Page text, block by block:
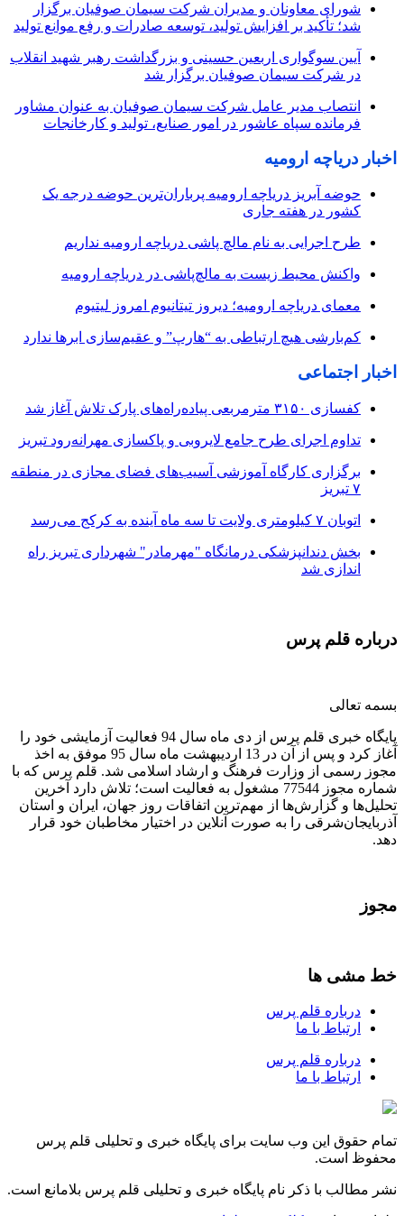
شورای معاونان و مدیران شرکت سیمان صوفیان برگزار
شد؛ تأکید بر افزایش تولید، توسعه صادرات و رفع موانع تولید
آیین سوگواری اربعین حسینی و بزرگداشت رهبر شهید انقلاب
در شرکت سیمان صوفیان برگزار شد
انتصاب مدیر عامل شرکت سیمان صوفیان به عنوان مشاور
فرمانده سپاه عاشور در امور صنایع، تولید و کارخانجات
اخبار دریاچه ارومیه
حوضه آبریز دریاچه ارومیه پرباران‌ترین حوضه‌ درجه یک
کشور در هفته جاری
طرح اجرایی به نام مالچ پاشی دریاچه ارومیه نداریم
واکنش محیط زیست به مالچ‌پاشی در دریاچه ارومیه
معمای دریاچه ارومیه؛ دیروز تیتانیوم امروز لیتیوم
کم‌بارشی هیچ ارتباطی به “هارپ” و عقیم‌سازی ابرها ندارد
اخبار اجتماعی
کفسازی ۳۱۵۰ مترمربعی پیاده‌راه‌های پارک تلاش آغاز شد
تداوم اجرای طرح جامع لایروبی و پاکسازی مهرانه‌رود تبریز
برگزاری کارگاه آموزشی آسیب‌های فضای مجازی در منطقه
۷ تبریز
اتوبان ۷ کیلومتری ولایت تا سه ماه آینده به کرکج می‌رسد
بخش دندانپزشکی درمانگاه "مهرمادر" شهرداری تبریز راه
اندازی شد
درباره قلم پرس
بسمه تعالی
پایگاه خبری قلم پرس از دی ماه سال 94 فعالیت آزمایشی خود را
آغاز کرد و پس از آن در 13 اردیبهشت ماه سال 95 موفق به اخذ
مجوز رسمی از وزارت فرهنگ و ارشاد اسلامی شد. قلم پرس که با
شماره مجوز 77544 مشغول به فعالیت است؛ تلاش دارد آخرین
تحلیل‌ها و گزارش‌ها از مهم‌ترین اتفاقات روز جهان، ایران و استان
آذربایجان‌شرقی را به صورت آنلاین در اختیار مخاطبان خود قرار
دهد.
مجوز
خط مشی ها
درباره قلم پرس
ارتباط با ما
درباره قلم پرس
ارتباط با ما
تمام حقوق این وب سایت برای پایگاه خبری و تحلیلی قلم پرس
محفوظ است.
نشر مطالب با ذکر نام پایگاه خبری و تحلیلی قلم پرس بلامانع است.